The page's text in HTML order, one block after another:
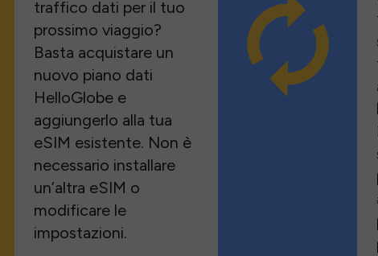
traffico dati per il tuo
prossimo viaggio?
Basta acquistare un
nuovo piano dati
HelloGlobe e
aggiungerlo alla tua
eSIM esistente. Non è
necessario installare
un’altra eSIM o
modificare le
impostazioni.